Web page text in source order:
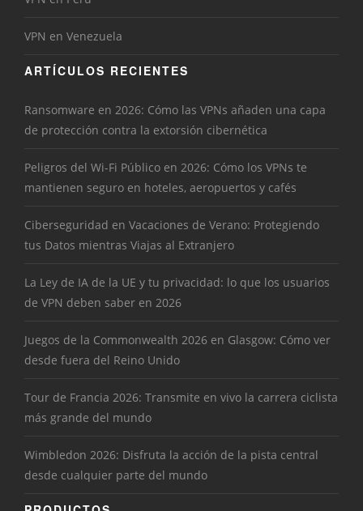
VPN en Venezuela
ARTÍCULOS RECIENTES
Ransomware en 2026: Cómo las VPNs añaden una capa
de protección contra la extorsión cibernética
Peligros del Wi-Fi Público en 2026: Cómo los VPNs te
mantienen seguro en hoteles, aeropuertos y cafés
Ciberseguridad en Vacaciones de Verano: Protegiendo
tus Datos mientras Viajas al Extranjero
La Ley de IA de la UE y tu privacidad: lo que los usuarios
de VPN deben saber en 2026
Juegos de la Commonwealth 2026 en Glasgow: Cómo ver
desde fuera del Reino Unido
Tour de Francia 2026: Transmite en vivo la carrera ciclista
más grande del mundo
Wimbledon 2026: Disfruta la acción de la pista central
desde cualquier parte del mundo